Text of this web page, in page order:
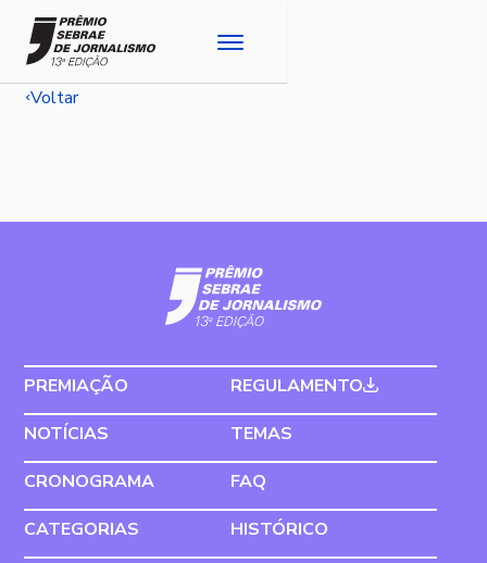
Voltar
PREMIAÇÃO
REGULAMENTO
NOTÍCIAS
TEMAS
CRONOGRAMA
FAQ
CATEGORIAS
HISTÓRICO